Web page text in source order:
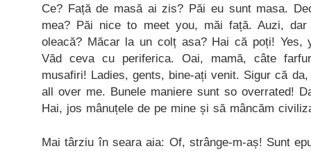
Ce? Față de masă ai zis? Păi eu sunt masa.
mea? Păi nice to meet you, măi față. Auzi,
oleacă? Măcar la un colț asa? Hai că poți! Yes,
Văd ceva cu periferica. Oai, mamă, câte
musafiri! Ladies, gents, bine-ați venit. Sigur că
all over me. Bunele maniere sunt so overrated!
Hai, jos mânuțele de pe mine și să mâncăm
Mai târziu în seara aia: Of, strânge-m-aș! Sunt